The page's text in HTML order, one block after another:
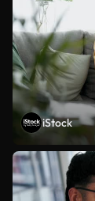
iStock